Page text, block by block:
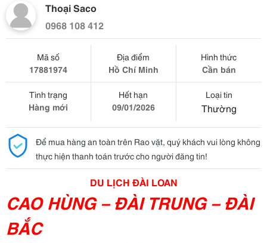
Thoại Saco
0968 108 412
Mã số
17881974
Địa điểm
Hồ Chí Minh
Hình thức
Cần bán
Tình trạng
Hàng mới
Hết hạn
09/01/2026
Loại tin
Thường
Để mua hàng an toàn trên Rao vặt, quý khách vui lòng không
thực hiện thanh toán trước cho người đăng tin!
DU LỊCH ĐÀI LOAN
CAO HÙNG – ĐÀI TRUNG – ĐÀI
BẮC